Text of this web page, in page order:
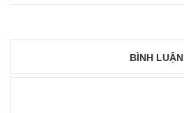
BÌNH LUẬN